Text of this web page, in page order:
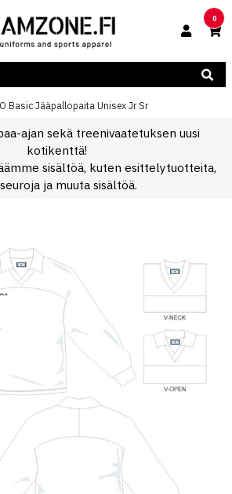
0
Basic Jääpallopaita Unisex Jr Sr
ajan sekä treenivaatetuksen uusi
kotikenttä!
sisältöä, kuten esittelytuotteita,
ja muuta sisältöä.